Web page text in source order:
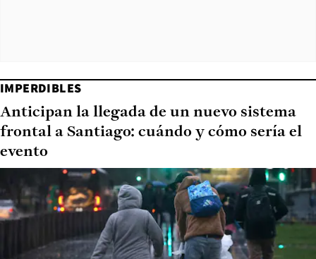
IMPERDIBLES
Anticipan la llegada de un nuevo sistema
frontal a Santiago: cuándo y cómo sería el
evento